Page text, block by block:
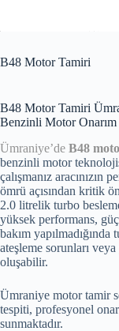
B48 Motor Tamiri
B48 Motor Tamiri
Benzinli Motor
Ümraniye’de B48
benzinli motor
çalışmanız aracınızın
ömrü açısından kritik
2.0 litrelik turbo
yüksek performans,
bakım
ateşleme sorunları
oluşabilir.
Ümraniye motor tamir
tespiti, profesyonel
sunmaktadır.